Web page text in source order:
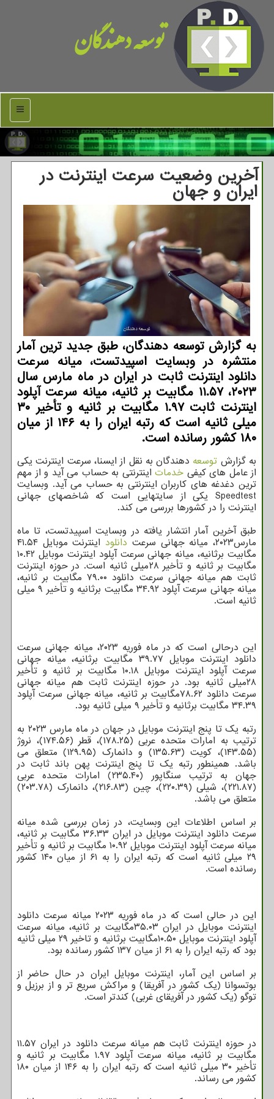
توسعه دهندگان
منو
آخرین وضعیت سرعت اینترنت در
ایران و جهان
به گزارش توسعه دهندگان، طبق جدید ترین آمار
منتشره در وبسایت اسپیدتست، میانه سرعت
دانلود اینترنت ثابت در ایران در ماه مارس سال
۲۰۲۳، ۱۱.۵۷ مگابیت بر ثانیه، میانه سرعت آپلود
اینترنت ثابت ۱.۹۷ مگابیت بر ثانیه و تأخیر ۳۰
میلی ثانیه است که رتبه ایران را به ۱۴۶ از میان
۱۸۰ کشور رسانده است.
به گزارش توسعه دهندگان به نقل از ایسنا، سرعت اینترنت یکی
از عامل های کیفی خدمات اینترنتی به حساب می آید و از مهم
ترین دغدغه های کاربران اینترنتی به حساب می آید. وبسایت
Speedtest یکی از سایتهایی است که شاخصهای جهانی
اینترنت را در کشورها بررسی می کند.
طبق آخرین آمار انتشار یافته در وبسایت اسپیدتست، تا ماه
مارس۲۰۲۳، میانه جهانی سرعت دانلود اینترنت موبایل ۴۱.۵۴
مگابیت برثانیه، میانه جهانی سرعت آپلود اینترنت موبایل ۱۰.۴۲
مگابیت بر ثانیه و تأخیر ۲۸میلی ثانیه است. در حوزه اینترنت
ثابت هم میانه جهانی سرعت دانلود ۷۹.۰۰ مگابیت بر ثانیه،
میانه جهانی سرعت آپلود ۳۴.۹۲ مگابیت برثانیه و تأخیر ۹ میلی
ثانیه است.
این درحالی است که در ماه فوریه ۲۰۲۳، میانه جهانی سرعت
دانلود اینترنت موبایل ۳۹.۷۷ مگابیت برثانیه، میانه جهانی
سرعت آپلود اینترنت موبایل ۱۰.۱۸ مگابیت بر ثانیه و تأخیر
۲۸میلی ثانیه بود. در حوزه اینترنت ثابت هم میانه جهانی
سرعت دانلود ۷۸.۶۲مگابیت بر ثانیه، میانه جهانی سرعت آپلود
۳۴.۳۹ مگابیت برثانیه و تأخیر ۹ میلی ثانیه بود.
رتبه یک تا پنج اینترنت موبایل در جهان در ماه مارس ۲۰۲۳ به
ترتیب به امارات متحده عربی (۱۷۸.۲۵)، قطر (۱۷۴.۵۶)، نروژ
(۱۴۳.۵۵)، کویت (۱۳۵.۶۳) و دانمارک (۱۲۹.۹۵) متعلق می
باشد. همینطور رتبه یک تا پنج اینترنت پهن باند ثابت در
جهان به ترتیب سنگاپور (۲۳۵.۴۰) امارات متحده عربی
(۲۲۱.۸۷)، شیلی (۲۲۰.۳۹)، چین (۲۱۶.۸۳)، دانمارک (۲۰۳.۷۸)
متعلق می باشد.
بر اساس اطلاعات این وبسایت، در زمان بررسی شده میانه
سرعت دانلود اینترنت موبایل در ایران ۳۶.۳۳ مگابیت بر ثانیه،
میانه سرعت آپلود اینترنت موبایل ۱۰.۹۲ مگابیت بر ثانیه و تأخیر
۲۹ میلی ثانیه است که رتبه ایران را به ۶۱ از میان ۱۴۰ کشور
رسانده است.
این در حالی است که در ماه فوریه ۲۰۲۳ میانه سرعت دانلود
اینترنت موبایل در ایران ۳۵.۰۳مگابیت بر ثانیه، میانه سرعت
آپلود اینترنت موبایل ۱۰.۵۰مگابیت برثانیه و تاخیر ۲۹ میلی ثانیه
بود که رتبه ایران را به ۶۱ از میان ۱۳۷ کشور رسانده بود.
بر اساس این آمار، اینترنت موبایل ایران در حال حاضر از
بوتسوانا (یک کشور در آفریقا) و مراکش سریع تر و از برزیل و
توگو (یک کشور در آفریقای غربی) کندتر است.
در حوزه اینترنت ثابت هم میانه سرعت دانلود در ایران ۱۱.۵۷
مگابیت بر ثانیه، میانه سرعت آپلود ۱.۹۷ مگابیت بر ثانیه و
تأخیر ۳۰ میلی ثانیه است که رتبه ایران را به ۱۴۶ از میان ۱۸۰
کشور می رساند.